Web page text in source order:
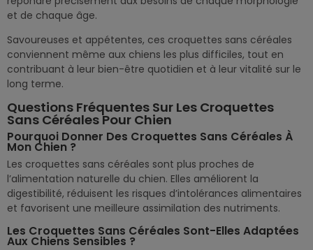
et de chaque âge.
Savoureuses et appétentes, ces croquettes sans céréales
conviennent même aux chiens les plus difficiles, tout en
contribuant à leur bien-être quotidien et à leur vitalité sur le
long terme.
Questions Fréquentes Sur Les Croquettes
Sans Céréales Pour Chien
Pourquoi Donner Des Croquettes Sans Céréales À
Mon Chien ?
Les croquettes sans céréales sont plus proches de
l’alimentation naturelle du chien. Elles améliorent la
digestibilité, réduisent les risques d’intolérances alimentaires
et favorisent une meilleure assimilation des nutriments.
Les Croquettes Sans Céréales Sont-Elles Adaptées
Aux Chiens Sensibles ?